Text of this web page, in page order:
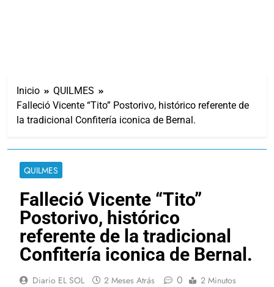
Inicio
QUILMES
Falleció Vicente “Tito” Postorivo, histórico referente de
la tradicional Confitería iconica de Bernal.
QUILMES
Falleció Vicente “Tito”
Postorivo, histórico
referente de la tradicional
Confitería iconica de Bernal.
Diario EL SOL 2 Meses Atrás 0 2 Minutos